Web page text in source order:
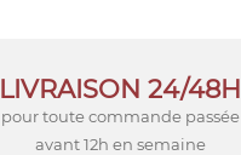
LIVRAISON 24/48H
pour toute commande passée
avant 12h en semaine